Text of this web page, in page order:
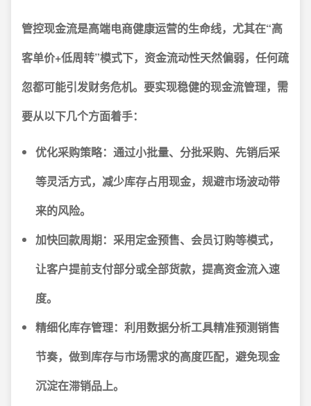
管控现金流是高端电商健康运营的生命线，尤其在“高
客单价+低周转”模式下，资金流动性天然偏弱，任何疏
忽都可能引发财务危机。要实现稳健的现金流管理，需
要从以下几个方面着手：
优化采购策略： 通过小批量、分批采购、先销后采
等灵活方式，减少库存占用现金，规避市场波动带
来的风险。
加快回款周期： 采用定金预售、会员订购等模式，
让客户提前支付部分或全部货款，提高资金流入速
度。
精细化库存管理： 利用数据分析工具精准预测销售
节奏，做到库存与市场需求的高度匹配，避免现金
沉淀在滞销品上。